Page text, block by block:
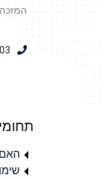
המזכה